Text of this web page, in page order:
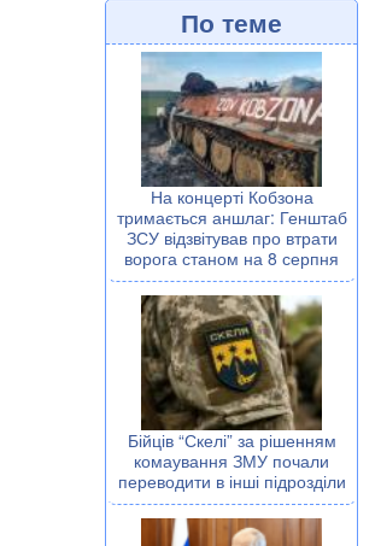
По теме
На концерті Кобзона
тримається аншлаг: Генштаб
ЗСУ відзвітував про втрати
ворога станом на 8 серпня
Бійців “Скелі” за рішенням
комаування ЗМУ почали
переводити в інші підрозділи